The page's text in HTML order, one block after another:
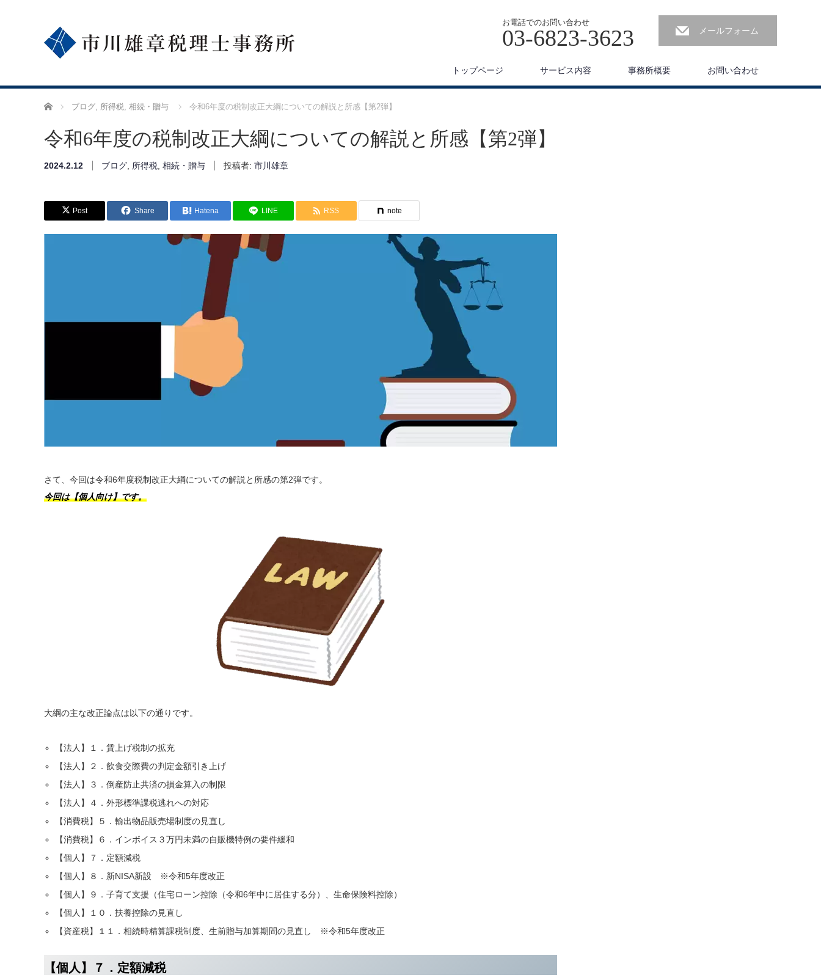
お電話でのお問い合わせ
03-6823-3623 メールフォーム
トップページ サービス内容 事務所概要 お問い合わせ
ホーム ブログ, 所得税, 相続・贈与 令和6年度の税制改正大綱についての解説と所感【第2弾】
令和6年度の税制改正大綱についての解説と所感【第2弾】
2024.2.12 ブログ 所得税 相続・贈与 投稿者: 市川雄章
Post Share Hatena LINE RSS note
さて、今回は令和6年度税制改正大綱についての解説と所感の第2弾です。
今回は【個人向け】です。
大綱の主な改正論点は以下の通りです。
【法人】１．賃上げ税制の拡充
【法人】２．飲食交際費の判定金額引き上げ
【法人】３．倒産防止共済の損金算入の制限
【法人】４．外形標準課税逃れへの対応
【消費税】５．輸出物品販売場制度の見直し
【消費税】６．インボイス３万円未満の自販機特例の要件緩和
【個人】７．定額減税
【個人】８．新NISA新設 ※令和5年度改正
【個人】９．子育て支援（住宅ローン控除（令和6年中に居住する分）、生命保険料控除）
【個人】１０．扶養控除の見直し
【資産税】１１．相続時精算課税制度、生前贈与加算期間の見直し ※令和5年度改正
【個人】７．定額減税